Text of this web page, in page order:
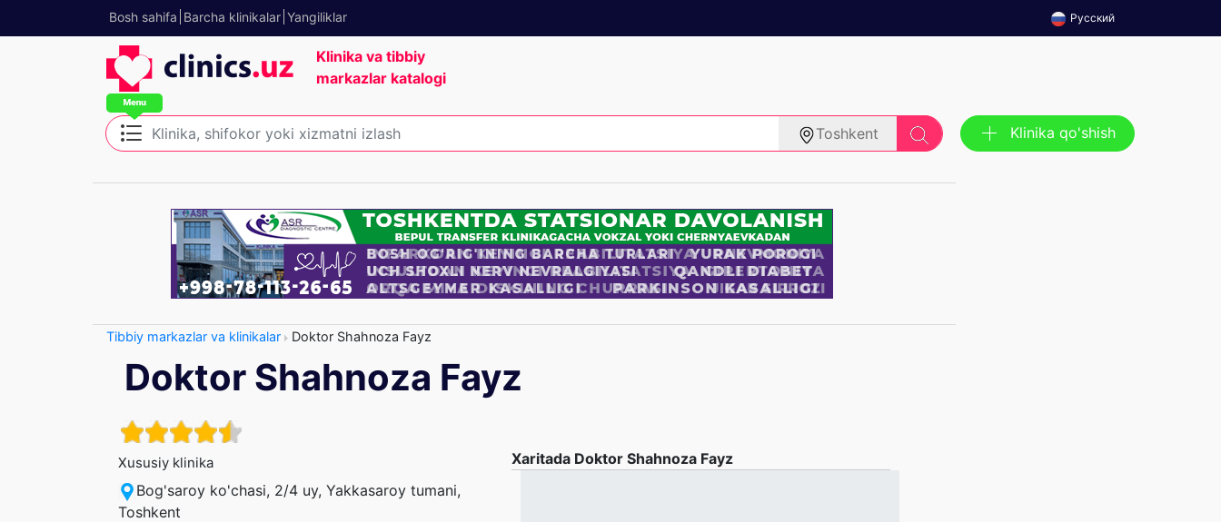
Bosh sahifa Barcha klinikalar Yangiliklar Русский
Klinika va tibbiy
markazlar katalogi
Toshkent Klinika qo'shish
Tibbiy markazlar va klinikalar Doktor Shahnoza Fayz
Doktor Shahnoza Fayz
Xususiy klinika
Bog'saroy ko'chasi, 2/4 uy, Yakkasaroy tumani,
Toshkent
Xaritada Doktor Shahnoza Fayz